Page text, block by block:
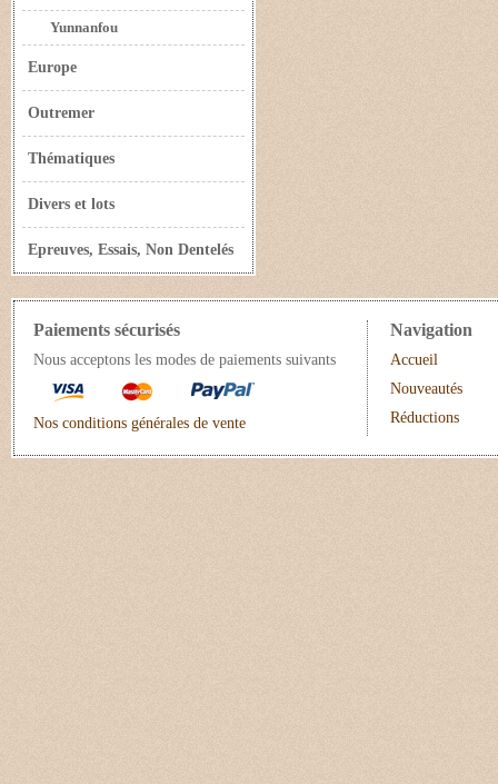
Yunnanfou
Europe
Outremer
Thématiques
Divers et lots
Epreuves, Essais, Non Dentelés
Paiements sécurisés
Nous acceptons les modes de paiements suivants
Nos conditions générales de vente
Navigation
Accueil
Nouveautés
Réductions